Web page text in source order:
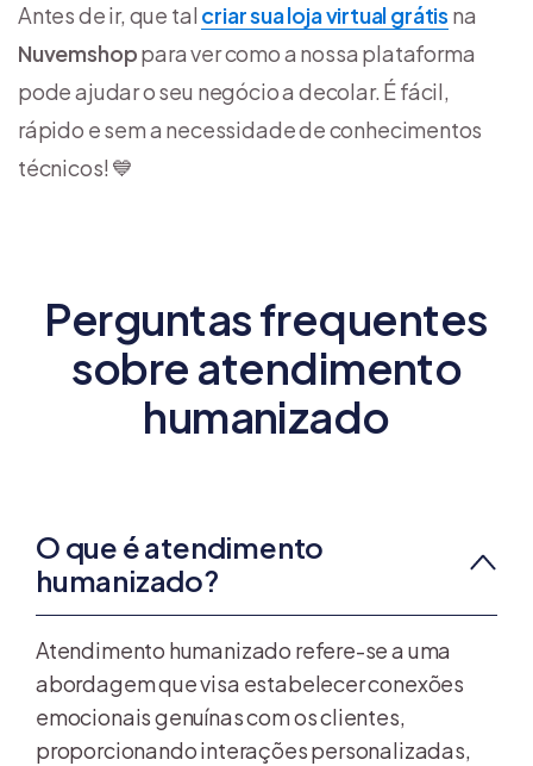
Antes de ir, que tal criar sua loja virtual grátis na
Nuvemshoppara ver como a nossa plataforma
pode ajudar o seu negócio a decolar. É fácil,
rápido e sem a necessidade de conhecimentos
técnicos! 💙
Perguntas frequentes
sobre atendimento
humanizado
O que é atendimento
humanizado?
Atendimento humanizado refere-se a uma
abordagem que visa estabelecer conexões
emocionais genuínas com os clientes,
proporcionando interações personalizadas,